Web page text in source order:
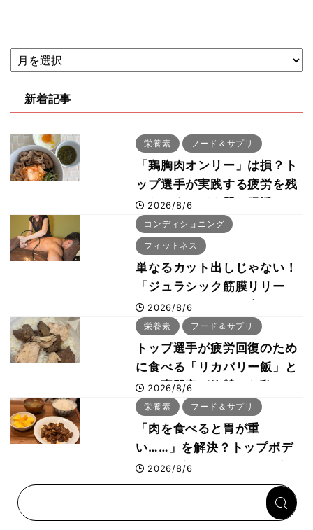
新着記事
栄養素 フード＆サプリ
「鶏胸肉オンリー」は損？ト
ップ選手が実践する疲労を残
さないタンパク質＆腸活コン
ボ
2026/8/6
コンディショニング
フィットネス
単なるカット出しじゃない！
「ジュラシック筋膜リリー
ス」が口コミだけで大ヒット
した納得の理由 木澤大祐が
解説
2026/8/6
栄養素 フード＆サプリ
トップ選手が疲労回復のため
に食べる「リカバリー飯」と
は？専門家が絶賛した鶏レバ
ー活用法
2026/8/6
栄養素 フード＆サプリ
「肉を食べると胃が重
い……」を解決？トップボデ
ィビルダーのリカバリー飯を
専門家がロジカル解説
2026/8/6